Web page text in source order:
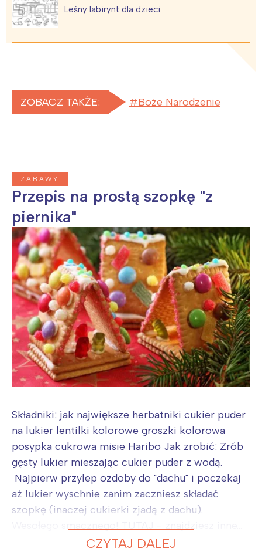
Leśny labirynt dla dzieci
ZOBACZ TAKŻE: Boże Narodzenie
ZABAWY
Przepis na prostą szopkę "z
piernika"
Składniki: jak największe herbatniki cukier puder
na lukier lentilki kolorowe groszki kolorowa
posypka cukrowa misie Haribo Jak zrobić: Zrób
gęsty lukier mieszając cukier puder z wodą.
Najpierw przylep ozdoby do "dachu" i poczekaj
aż lukier wyschnie zanim zaczniesz składać
szopkę (inaczej cukierki zjadą z dachu).
CZYTAJ DALEJ
Interesują mnie wydarzenia z
tego regionu:
Warszawa
Łódź
Trójmiasto
Poznań
Wrocław
Śląsk
Kraków
Południe
Północ
Wszystkie
Wybieram